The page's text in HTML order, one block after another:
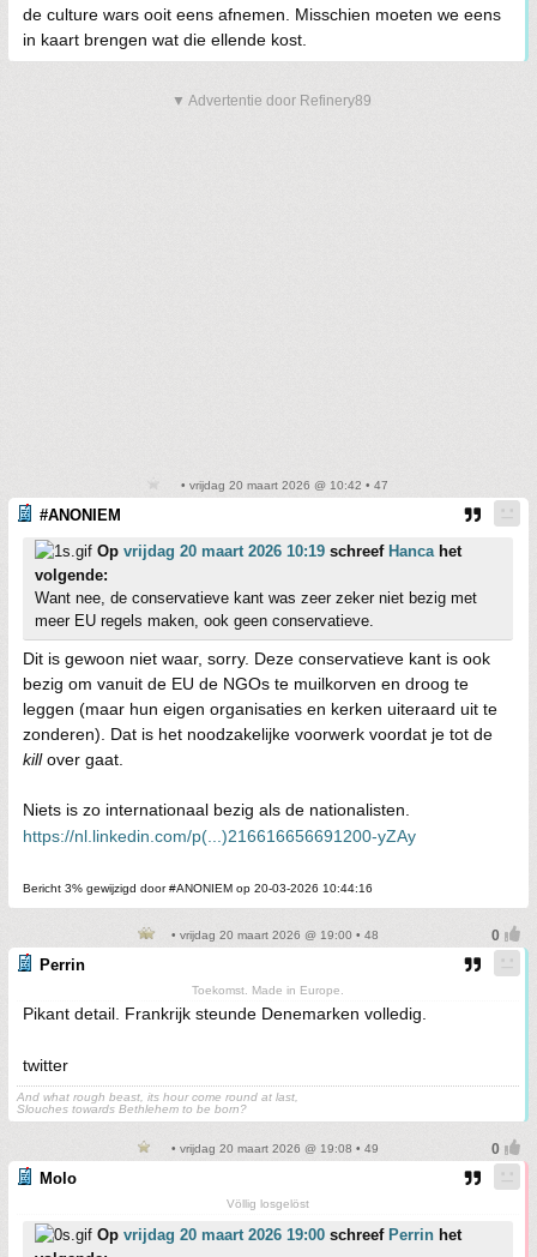
de culture wars ooit eens afnemen. Misschien moeten we eens
in kaart brengen wat die ellende kost.
▼ Advertentie door Refinery89
• vrijdag 20 maart 2026 @ 10:42 • 47
#ANONIEM
Op vrijdag 20 maart 2026 10:19 schreef Hancahet
volgende:
Want nee, de conservatieve kant was zeer zeker niet bezig met
meer EU regels maken, ook geen conservatieve.
Dit is gewoon niet waar, sorry. Deze conservatieve kant is ook
bezig om vanuit de EU de NGOs te muilkorven en droog te
leggen (maar hun eigen organisaties en kerken uiteraard uit te
zonderen). Dat is het noodzakelijke voorwerk voordat je tot de
killover gaat.
Niets is zo internationaal bezig als de nationalisten.
https://nl.linkedin.com/p(...)216616656691200-yZAy
Bericht 3% gewijzigd door #ANONIEM op 20-03-2026 10:44:16
• vrijdag 20 maart 2026 @ 19:00 • 48
Perrin
Toekomst. Made in Europe.
Pikant detail. Frankrijk steunde Denemarken volledig.
twitter
And what rough beast, its hour come round at last,
Slouches towards Bethlehem to be born?
• vrijdag 20 maart 2026 @ 19:08 • 49
Molo
Völlig losgelöst
Op vrijdag 20 maart 2026 19:00 schreef Perrin het